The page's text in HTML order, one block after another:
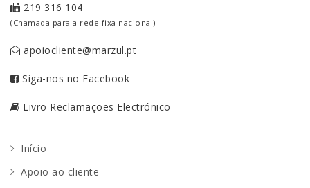
219 316 104
(Chamada para a rede fixa nacional)
apoiocliente@marzul.pt
Siga-nos no Facebook
Livro Reclamações Electrónico
Início
Apoio ao cliente